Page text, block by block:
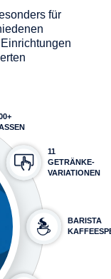
11
GETRÄNKE-
VARIATIONEN
BARISTA
für